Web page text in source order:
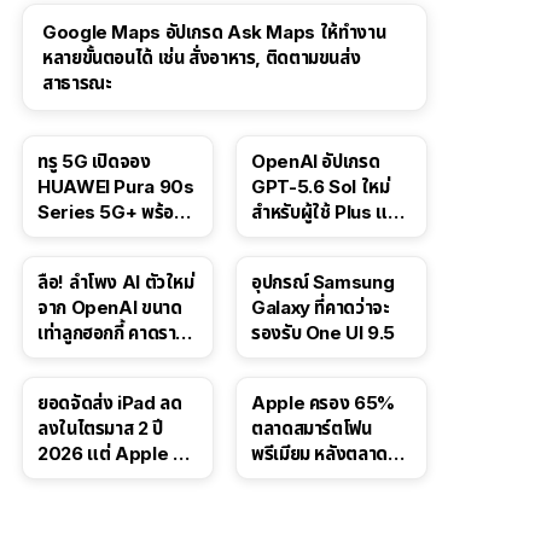
Google Maps อัปเกรด Ask Maps ให้ทำงาน
หลายขั้นตอนได้ เช่น สั่งอาหาร, ติดตามขนส่ง
สาธารณะ
ทรู 5G เปิดจอง
HUAWEI Pura 90s
Series 5G+ พร้อม
OpenAI อัปเกรด
GPT-5.6 Sol ใหม่
สำหรับผู้ใช้ Plus และ
ลือ! ลำโพง AI ตัวใหม่
จาก OpenAI ขนาด
เท่าลูกฮอกกี้ คาดราคา
อุปกรณ์ Samsung
Galaxy ที่คาดว่าจะ
รองรับ One UI 9.5
ยอดจัดส่ง iPad ลด
ลงในไตรมาส 2 ปี
2026 แต่ Apple ยัง
Apple ครอง 65%
ตลาดสมาร์ตโฟน
พรีเมียม หลังตลาดทำ